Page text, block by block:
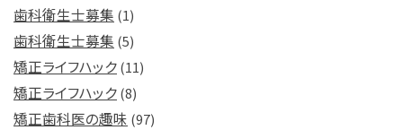
歯科衛生士募集 (1)
歯科衛生士募集 (5)
矯正ライフハック(11)
矯正ライフハック(8)
矯正歯科医の趣味 (97)